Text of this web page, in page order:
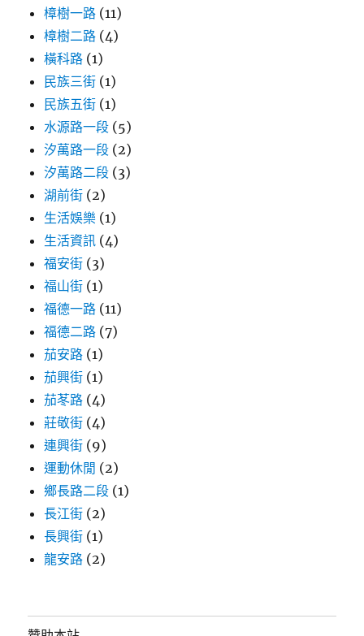
樟樹一路 (11)
樟樹二路 (4)
橫科路 (1)
民族三街 (1)
民族五街 (1)
水源路一段 (5)
汐萬路一段 (2)
汐萬路二段 (3)
湖前街 (2)
生活娛樂 (1)
生活資訊 (4)
福安街 (3)
福山街 (1)
福德一路 (11)
福德二路 (7)
茄安路 (1)
茄興街 (1)
茄苳路 (4)
莊敬街 (4)
連興街 (9)
運動休閒 (2)
鄉長路二段 (1)
長江街 (2)
長興街 (1)
龍安路 (2)